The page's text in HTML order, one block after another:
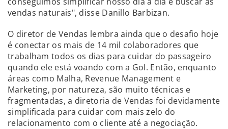
vendas naturais", disse Danillo Barbizan.
O diretor de Vendas lembra ainda que o desafio hoje
é conectar os mais de 14 mil colaboradores que
trabalham todos os dias para cuidar do passageiro
quando ele está voando com a Gol. Então, enquanto
áreas como Malha, Revenue Management e
Marketing, por natureza, são muito técnicas e
fragmentadas, a diretoria de Vendas foi devidamente
simplificada para cuidar com mais zelo do
relacionamento com o cliente até a negociação.